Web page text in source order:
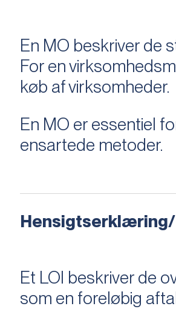
En MO beskriver de
For en
køb af virksomheder.
En MO er essentiel
ensartede metoder.
Et LOI beskriver de
som en foreløbig